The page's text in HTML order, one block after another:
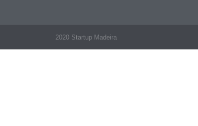
2020 Startup Madeira